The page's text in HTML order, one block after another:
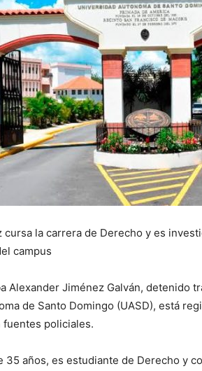
la carrera de Derecho y es
campus
Alexander Jiménez Galván, detenido
de Santo Domingo (UASD), está
policiales.
35 años, es estudiante de Derecho y